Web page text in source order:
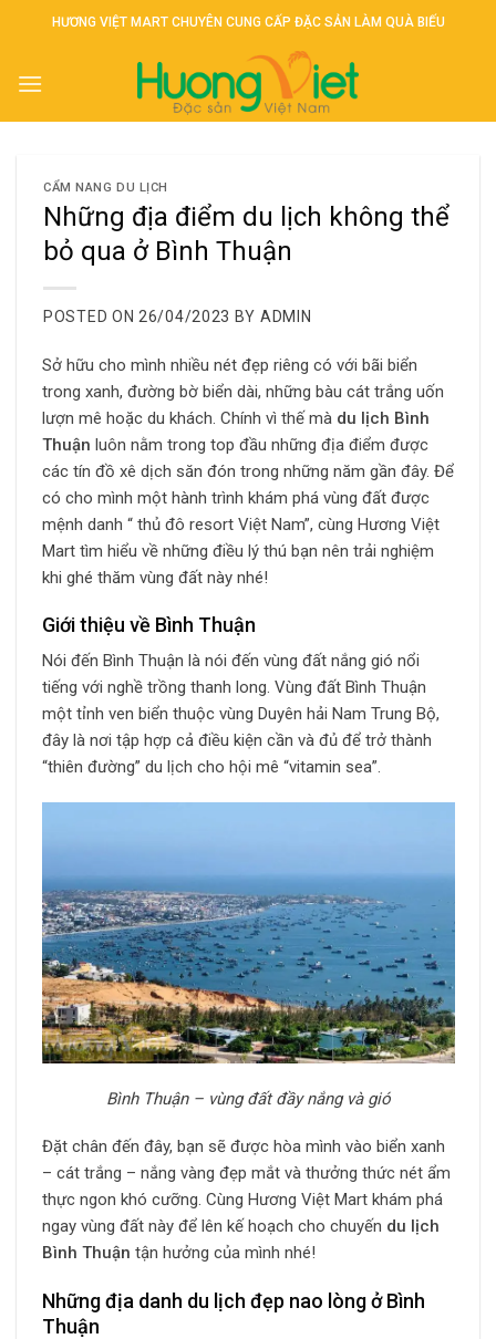
HƯƠNG VIỆT MART CHUYÊN CUNG CẤP ĐẶC SẢN LÀM QUÀ BIẾU
CẨM NANG DU LỊCH
Những địa điểm du lịch không thể
bỏ qua ở Bình Thuận
POSTED ON 26/04/2023 BY ADMIN
Sở hữu cho mình nhiều nét đẹp riêng có với bãi biển
trong xanh, đường bờ biển dài, những bàu cát trắng uốn
lượn mê hoặc du khách. Chính vì thế mà du lịch Bình
Thuận luôn nằm trong top đầu những địa điểm được
các tín đồ xê dịch săn đón trong những năm gần đây. Để
có cho mình một hành trình khám phá vùng đất được
mệnh danh “ thủ đô resort Việt Nam”, cùng Hương Việt
Mart tìm hiểu về những điều lý thú bạn nên trải nghiệm
khi ghé thăm vùng đất này nhé!
Giới thiệu về Bình Thuận
Nói đến Bình Thuận là nói đến vùng đất nắng gió nổi
tiếng với nghề trồng thanh long. Vùng đất Bình Thuận
một tỉnh ven biển thuộc vùng Duyên hải Nam Trung Bộ,
đây là nơi tập hợp cả điều kiện cần và đủ để trở thành
“thiên đường” du lịch cho hội mê “vitamin sea”.
Bình Thuận – vùng đất đầy nắng và gió
Đặt chân đến đây, bạn sẽ được hòa mình vào biển xanh
– cát trắng – nắng vàng đẹp mắt và thưởng thức nét ẩm
thực ngon khó cưỡng. Cùng Hương Việt Mart khám phá
ngay vùng đất này để lên kế hoạch cho chuyến du lịch
Bình Thuận tận hưởng của mình nhé!
Những địa danh du lịch đẹp nao lòng ở Bình
Thuận